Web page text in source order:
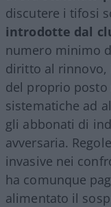
scontro tra Lotito
conti con un
società tipo il
abbonamentoin
contrattocon la
rispettare
Il nuovo
aveva scatenato
discutere i tifosi
introdotte dal